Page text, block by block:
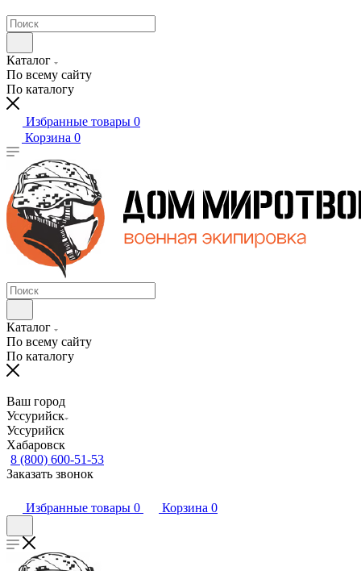
Каталог
По всему сайту
По каталогу
Избранные товары 0
Корзина 0
Каталог
По всему сайту
По каталогу
Ваш город
Уссурийск
Уссурийск
Хабаровск
8 (800) 600-51-53
Заказать звонок
Избранные товары 0 Корзина 0